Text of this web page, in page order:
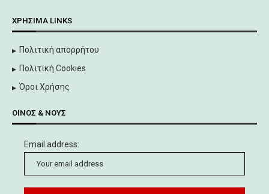
ΧΡΉΣΙΜΑ LINKS
Πολιτική απορρήτου
Πολιτική Cookies
Όροι Χρήσης
ΟΊΝΟΣ & ΝΟΥΣ
Email address: